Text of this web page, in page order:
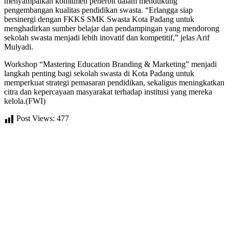
pengembangan kualitas pendidikan swasta. “Erlangga siap
bersinergi dengan FKKS SMK Swasta Kota Padang untuk
menghadirkan sumber belajar dan pendampingan yang mendorong
sekolah swasta menjadi lebih inovatif dan kompetitif,” jelas Arif
Mulyadi.
Workshop “Mastering Education Branding & Marketing” menjadi
langkah penting bagi sekolah swasta di Kota Padang untuk
memperkuat strategi pemasaran pendidikan, sekaligus meningkatkan
citra dan kepercayaan masyarakat terhadap institusi yang mereka
kelola.(FWI)
Post Views: 477